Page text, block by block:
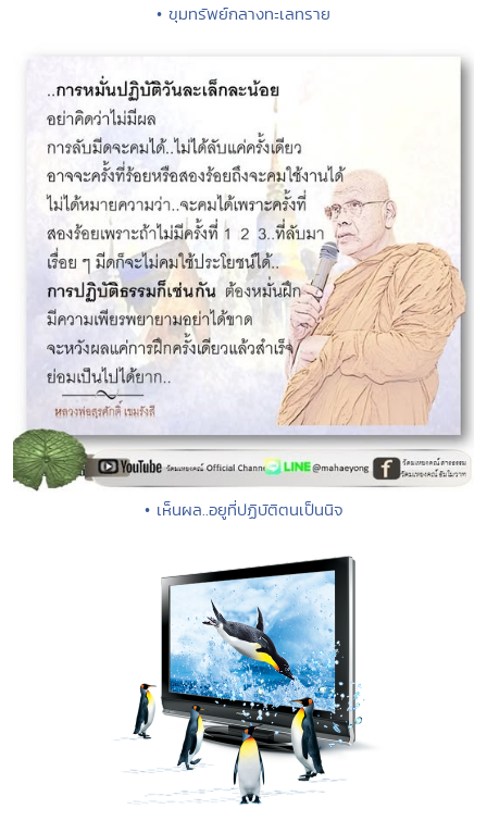
• ขุมทรัพย์กลางทะเลทราย
• เห็นผล..อยูที่ปฏิบัติตนเป็นนิจ